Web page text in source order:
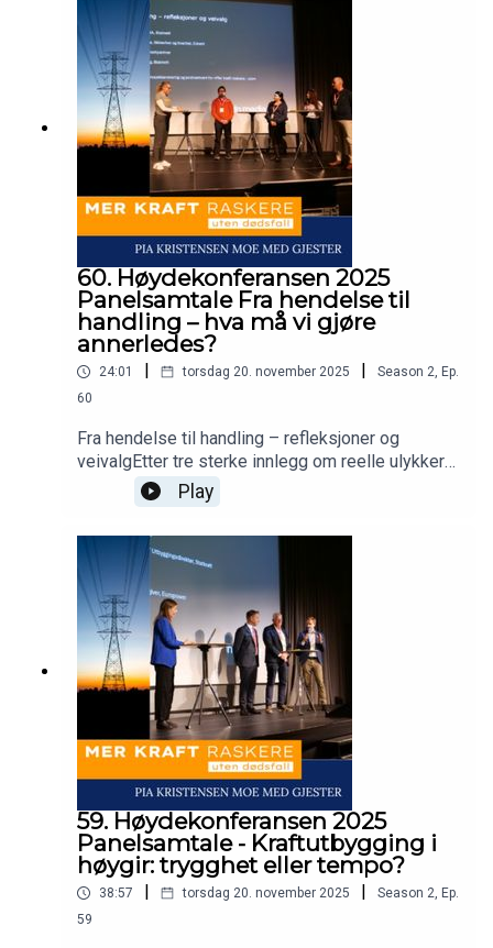
60. Høydekonferansen 2025
Panelsamtale Fra hendelse til
handling – hva må vi gjøre
annerledes?
24:01 | torsdag 20. november 2025 | Season 2, Ep.
60
Fra hendelse til handling – refleksjoner og
veivalgEtter tre sterke innlegg om reelle ulykker
samler vi nå et erfarent panel til en åpen og ærlig
samtale. Hva skjer egentlig etter en ulykke?
Hvordan sikrer vi at læringen fører til varig
endring? Hva fungerer – og hva må vi våge å gjøre
annerledes?Vi diskuterer kultur, ansvar og
forebygging for å bli bedre
sammen.Moderator:Pia Kristensen Moe,
EuropowerPaneldeltakere:Gudbjørg Løvold, Leder
Helse, Miljø, Sikkerhet og Kvalitet, ElinettUzma
Sattar, Leder SHA i Utbygging, StatnettEndre
Jacobsen, Seniorrådgiver SHA, StatnettTerje
Busk, Senior HMSK-rådgiver, Nettpartner
Play
59. Høydekonferansen 2025
Panelsamtale - Kraftutbygging i
høygir: trygghet eller tempo?
38:57 torsdag 20. november 2025 Season 2, Ep.
59